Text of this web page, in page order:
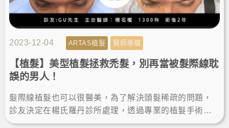
2023-12-04 ARTAS植髮 醫師專欄
【植髮】美型植髮拯救禿髮，別再當被髮際線耽
誤的男人！
髮際線植髮也可以很醫美，為了解決頭髮稀疏的問題，
診友決定在楊氏羅丹診所處理，透過專業的植髮手術幫
助，告別禿頭困擾找回濃密，術後的植髮成果讓他輕鬆